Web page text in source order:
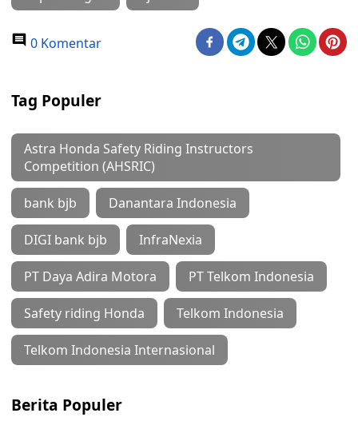
0 Komentar
Tag Populer
Astra Honda Safety Riding Instructors
Competition (AHSRIC)
bank bjb Danantara Indonesia
DIGI bank bjb InfraNexia
PT Daya Adira Motora PT Telkom Indonesia
Safety riding Honda Telkom Indonesia
Telkom Indonesia Internasional
Berita Populer